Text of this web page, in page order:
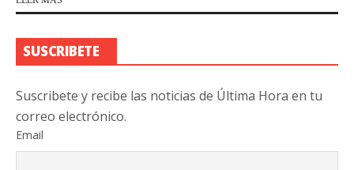
SUSCRIBETE
Suscribete y recibe las noticias de Última Hora en tu
correo electrónico.
Email